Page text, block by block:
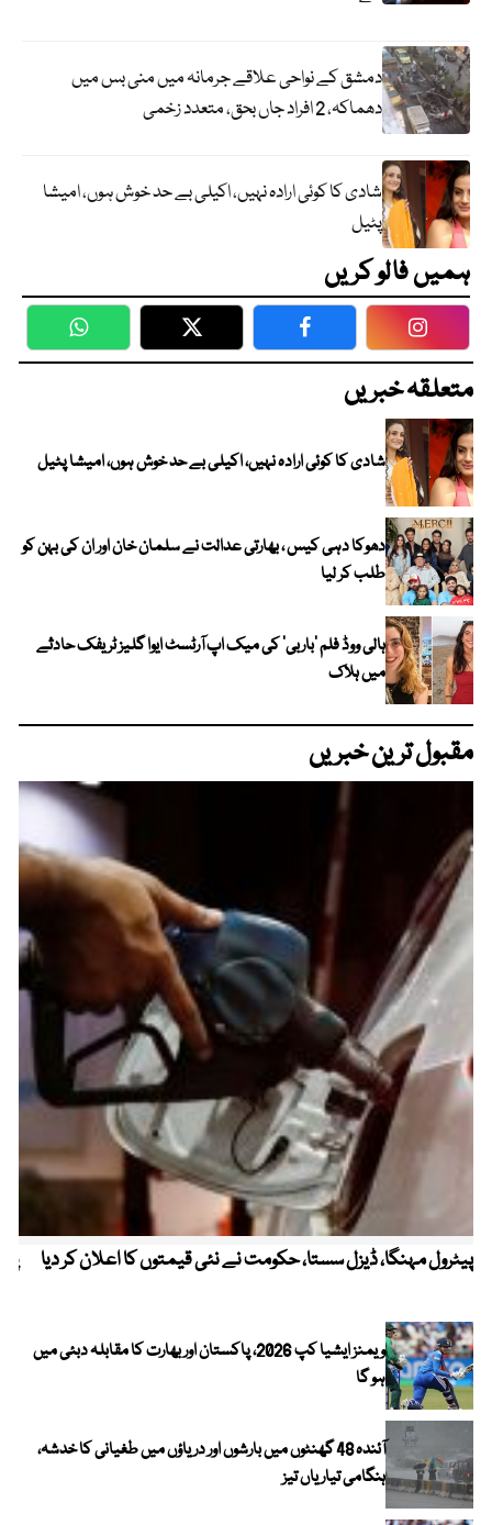
دمشق کے نواحی علاقے جرمانہ میں منی بس میں
دھماکہ، 2 افراد جاں بحق، متعدد زخمی
شادی کا کوئی ارادہ نہیں، اکیلی بے حد خوش ہوں، امیشا
پٹیل
ہمیں فالو کریں
WhatsApp Twitter Facebook
متعلقہ خبریں
شادی کا کوئی ارادہ نہیں، اکیلی بے حد خوش ہوں، امیشا پٹیل
دھوکا دہی کیس ، بھارتی عدالت نے سلمان خان اور ان کی بہن کو
طلب کر لیا
ہالی ووڈ فلم ’باربی‘ کی میک اپ آرٹسٹ ایوا گلیز ٹریفک حادثے
میں ہلاک
مقبول ترین خبریں
پیٹرول مہنگا، ڈیزل سستا، حکومت نے نئی قیمتوں کا اعلان کر دیا
ویمنز ایشیا کپ 2026، پاکستان اور بھارت کا مقابلہ دبئی میں
ہو گا
آئندہ 48 گھنٹوں میں بارشوں اور دریاؤں میں طغیانی کا خدشہ،
ہنگامی تیاریاں تیز